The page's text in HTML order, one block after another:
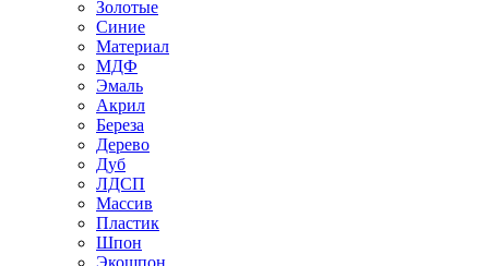
Золотые
Синие
Материал
МДФ
Эмаль
Акрил
Береза
Дерево
Дуб
ЛДСП
Массив
Пластик
Шпон
Экошпон